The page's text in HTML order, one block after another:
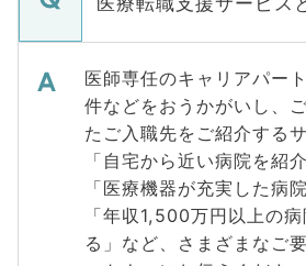
医師専任のキャリアパー
件などをおうかがいし、
たご入職先をご紹介する
「自宅から近い病院を紹
「医療機器が充実した病
「年収1,500万円以上の
る」など、さまざまなご